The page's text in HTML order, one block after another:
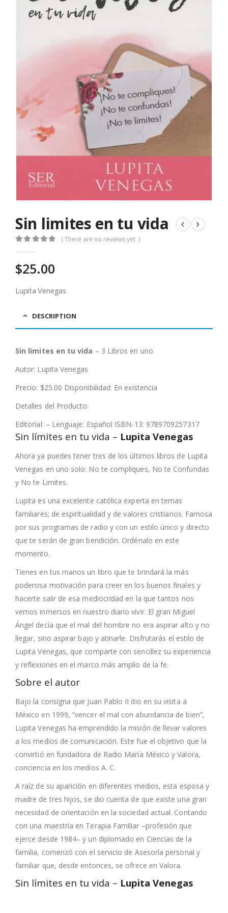
Sin limites en tu vida
( There are no reviews yet. )
$25.00
Lupita Venegas
DESCRIPTION
Sin limites en tu vida – 3 Libros en uno
Autor: Lupita Venegas
Precio: $25.00 Disponibilidad: En existencia
Detalles del Producto:
Editorial: – Lenguaje: Español ISBN-13: 9789709257317
Sin límites en tu vida – Lupita Venegas
Ahora ya puedes tener tres de los últimos libros de Lupita
Venegas en uno solo: No te compliques, No te Confundas
y No te Limites.
Lupita es una excelente católica experta en temas
familiares; de espiritualidad y de valores cristianos. Famosa
por sus programas de radio y con un estilo único y directo
que te serán de gran bendición. Ordénalo en este
momento.
Tienes en tus manos un libro que te brindará la más
poderosa motivación para creer en los buenos finales y
hacerte salir de esa mediocridad en la que tantos nos
vemos inmersos en nuestro diario vivir. El gran Miguel
Ángel decía que el mal del hombre no era aspirar alto y no
llegar, sino aspirar bajo y atinarle. Disfrutarás el estilo de
Lupita Venegas, que comparte con sencillez su experiencia
y reflexiones en el marco más amplio de la fe.
Sobre el autor
Bajo la consigna que Juan Pablo II dio en su visita a
México en 1999, “vencer el mal con abundancia de bien”,
Lupita Venegas ha emprendido la misión de llevar valores
a los medios de comunicación. Este fue el objetivo que la
convirtió en fundadora de Radio María México y Valora,
conciencia en los medios A. C.
A raíz de su aparición en diferentes medios, esta esposa y
madre de tres hijos, se dio cuenta de que existe una gran
necesidad de orientación en la sociedad actual. Contando
con una maestría en Terapia Familiar –profesión que
ejerce desde 1984– y un diplomado en Ciencias de la
familia, comenzó con el servicio de Asesoría personal y
familiar que, desde entonces, se ofrece en Valora.
Sin límites en tu vida – Lupita Venegas